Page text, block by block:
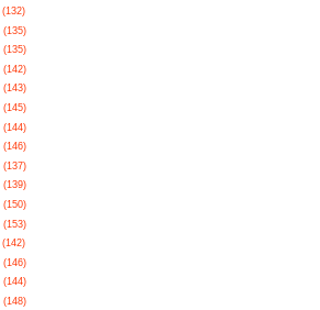
(132)
(135)
(135)
(142)
(143)
(145)
(144)
(146)
(137)
(139)
(150)
(153)
(142)
(146)
(144)
(148)